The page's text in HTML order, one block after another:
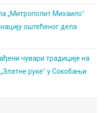
„Митрополит Михаилоˮ
оштећеног дела
чувари традиције на
рукеˮ у Сокобањи